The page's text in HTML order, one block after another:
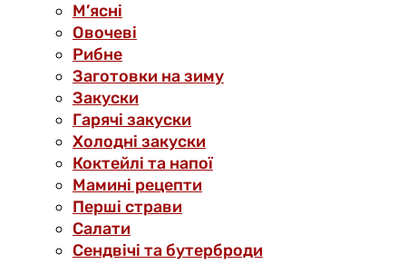
М’ясні
Овочеві
Рибне
Заготовки на зиму
Закуски
Гарячі закуски
Холодні закуски
Коктейлі та напої
Мамині рецепти
Перші страви
Салати
Сендвічі та бутерброди